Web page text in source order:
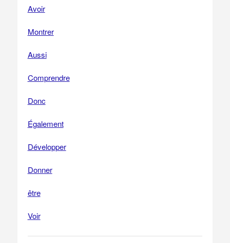
Avoir
Montrer
Aussi
Comprendre
Donc
Également
Développer
Donner
être
Voir